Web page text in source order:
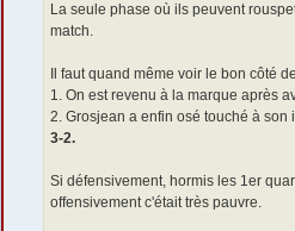
La seule phase où ils peuvent
match.
Il faut quand même voir le bon côté
1. On est revenu à la marque après
2. Grosjean a enfin osé touché à
3-2.
Si défensivement, hormis les 1er
offensivement c'était très pauvre.